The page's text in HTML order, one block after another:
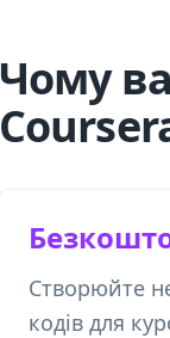
Чому
Створюйте
кодів для